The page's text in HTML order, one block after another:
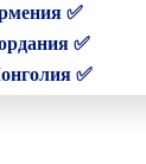
✅
✅
✅